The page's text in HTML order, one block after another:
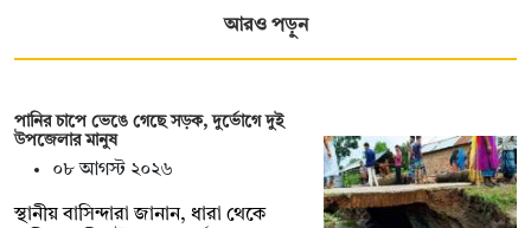
আরও পড়ুন
পানির চাপে ভেঙে গেছে সড়ক, দুর্ভোগে দুই
উপজেলার মানুষ
০৮ আগস্ট ২০২৬
স্থানীয় বাসিন্দারা জানান, ধারা থেকে